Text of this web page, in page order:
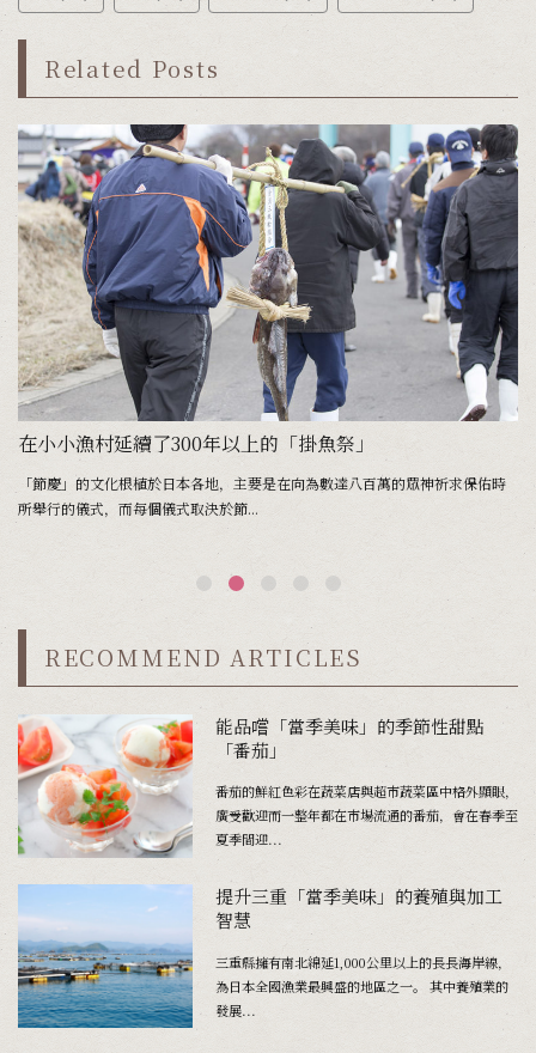
Related Posts
在小小漁村延續了300年以上的「掛魚祭」
「節慶」的文化根植於日本各地，主要是在向為數達八百萬的眾神祈求保佑時
所舉行的儀式，而每個儀式取決於節...
RECOMMEND ARTICLES
能品嚐「當季美味」的季節性甜點
「番茄」
番茄的鮮紅色彩在蔬菜店與超市蔬菜區中格外顯眼，
廣受歡迎而一整年都在市場流通的番茄，會在春季至
夏季間迎...
提升三重「當季美味」的養殖與加工
智慧
三重縣擁有南北綿延1,000公里以上的長長海岸線，
為日本全國漁業最興盛的地區之一。 其中養殖業的
發展...